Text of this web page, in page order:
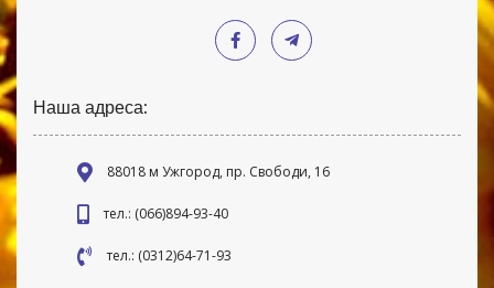
Наша адреса:
88018 м Ужгород, пр. Свободи, 16
тел.: (066)894-93-40
тел.: (0312)64-71-93